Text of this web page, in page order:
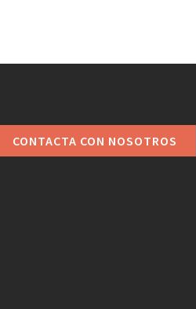
CONTACTA CON NOSOTROS